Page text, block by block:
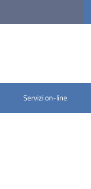
Servizi on-line